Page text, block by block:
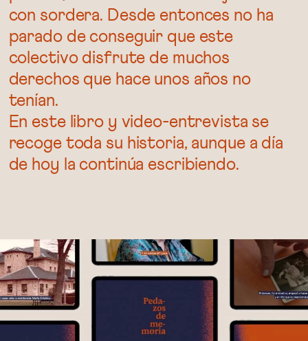
con sordera. Desde entonces no ha
parado de conseguir que este
colectivo disfrute de muchos
derechos que hace unos años no
tenían.
En este libro y video-entrevista se
recoge toda su historia, aunque a día
de hoy la continúa escribiendo.